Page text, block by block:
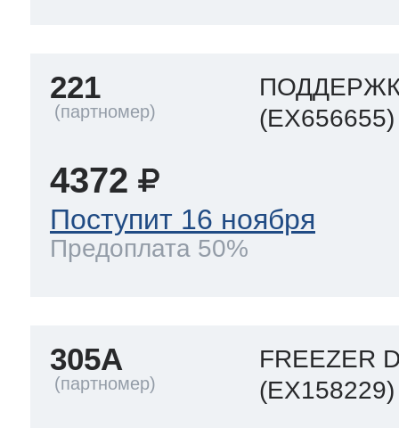
221
(EX656655)
4372
Поступит 16 ноября
Предоплата 50%
305A
FREEZER
(EX158229)